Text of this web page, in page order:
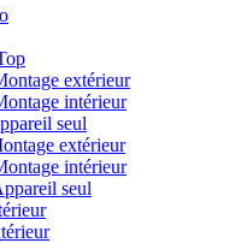
extérieur
intérieur
seul
extérieur
intérieur
seul